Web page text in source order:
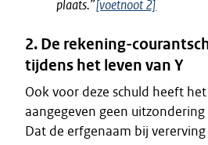
plaats.”[voetnoot 2]
2. De rekening-
tijdens het leven van Y
Ook voor deze schuld heeft
aangegeven geen
Dat de erfgenaam bij vererving